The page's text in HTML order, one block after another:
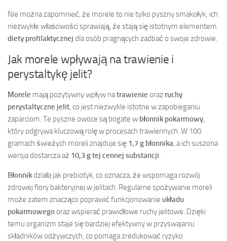
Nie można zapomnieć, że morele to nie tylko pyszny smakołyk; ich
niezwykłe właściwości sprawiają, że stają się istotnym elementem
diety profilaktycznej dla osób pragnących zadbać o swoje zdrowie.
Jak morele wpływają na trawienie i
perystaltykę jelit?
Morele mają pozytywny wpływ natrawienie oraz ruchy
perystaltyczne jelit, co jest niezwykle istotne w zapobieganiu
zaparciom. Te pyszne owoce są bogate w błonnik pokarmowy,
który odgrywa kluczową rolę w procesach trawiennych. W 100
gramach świeżych moreli znajduje się 1,7 g błonnika, a ich suszona
wersja dostarcza aż 10,3 g tej cennej substancji.
Błonnikdziała jak prebiotyk, co oznacza, że wspomaga rozwój
zdrowej flory bakteryjnej w jelitach. Regularne spożywanie moreli
może zatem znacząco poprawić funkcjonowanie układu
pokarmowegooraz wspierać prawidłowe ruchy jelitowe. Dzięki
temu organizm staje się bardziej efektywny w przyswajaniu
składników odżywczych, co pomaga zredukować ryzyko